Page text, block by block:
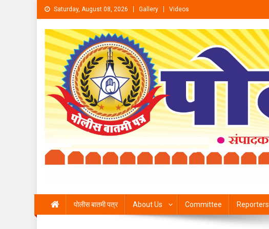
Skip to content
Saturday, August 08, 2026 Gallery Videos
पोलीस बातमी पत्र About Us Committee Reporters